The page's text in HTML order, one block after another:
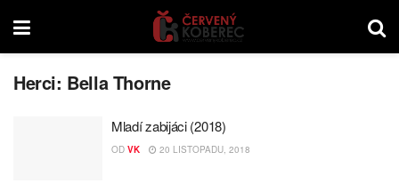
Herci: Bella Thorne
Mladí zabijáci (2018)
OD VK 20 LISTOPADU, 2018